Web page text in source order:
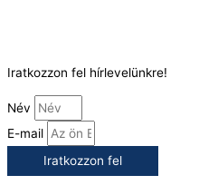
Iratkozzon fel hírlevelünkre!
Név
E-mail
Iratkozzon fel